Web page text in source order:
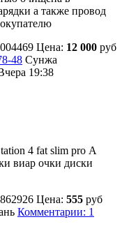
а также провод
Цена: 12 000 руб
48 Сунжа
19:38
4 fat slim pro А
виар очки диски
Цена: 555 руб
Комментарии: 1